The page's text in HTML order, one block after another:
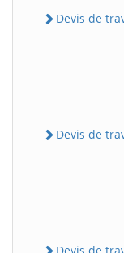
Devis de
Devis de